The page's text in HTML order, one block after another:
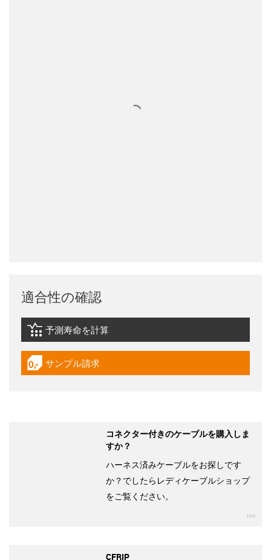
適合性の確認
igus-icon-lebensdauerrechner
予測寿命を計算
igus-icon-gratismuster
サンプル請求
コネクター付きのケーブルを購入しま
すか？
ハーネス済みケーブルをお探しです
か？でしたらレディケーブルショップ
をご覧ください。
CFRIP